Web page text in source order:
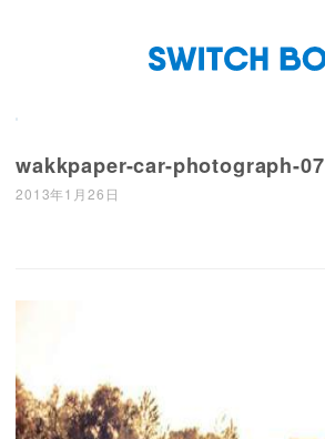
wakkpaper-car-photograph-07
2013年1月26日